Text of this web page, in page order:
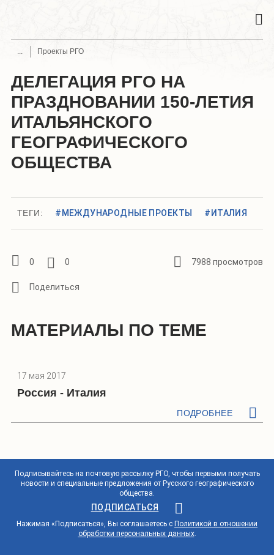
Проекты РГО
ДЕЛЕГАЦИЯ РГО НА
ПРАЗДНОВАНИИ 150-ЛЕТИЯ
ИТАЛЬЯНСКОГО
ГЕОГРАФИЧЕСКОГО
ОБЩЕСТВА
ТЕГИ: #МЕЖДУНАРОДНЫЕ ПРОЕКТЫ #ИТАЛИЯ
0 0 7988 просмотров
МАТЕРИАЛЫ ПО ТЕМЕ
17 мая 2017
Россия - Италия
ПОДРОБНЕЕ
Подписывайтесь на почтовую рассылку РГО, чтобы первыми получать
новости и специальные предложения от Русского географического
общества.
ПОДПИСАТЬСЯ
Нажимая «Подписаться», Вы соглашаетесь с Политикой в отношении
обработки персональных данных.